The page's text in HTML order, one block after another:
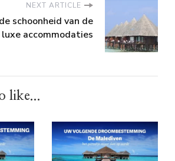
NEXT ARTICLE
schoonheid van de
accommodaties
like...